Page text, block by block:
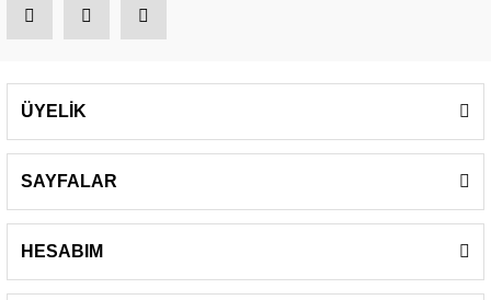
ÜYELİK
SAYFALAR
HESABIM